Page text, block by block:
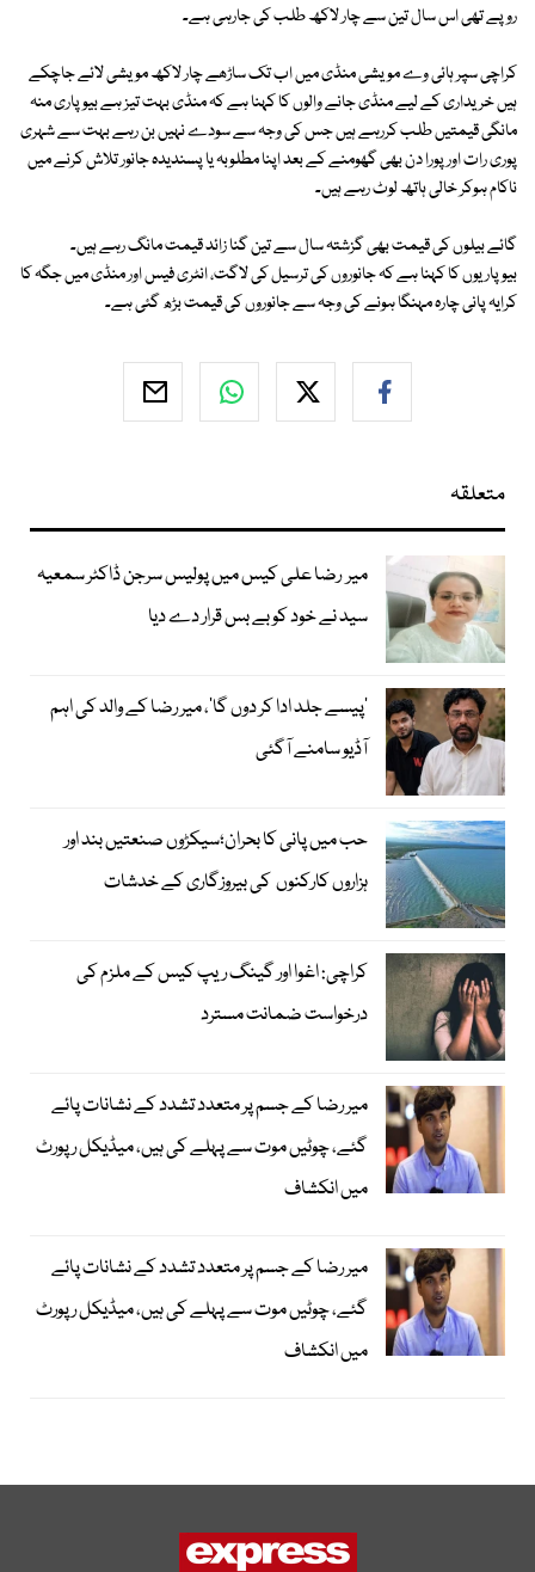
روپے تھی اس سال تین سے چار لاکھ طلب کی جارہی ہے۔
کراچی سپر ہائی وے مویشی منڈی میں اب تک ساڑھے چار لاکھ مویشی لائے جاچکے
ہیں خریداری کے لیے منڈی جانے والوں کا کہنا ہے کہ منڈی بہت تیز ہے بیوپاری منہ
مانگی قیمتیں طلب کررہے ہیں جس کی وجہ سے سودے نہیں بن رہے بہت سے شہری
پوری رات اور پورا دن بھی گھومنے کے بعد اپنا مطلوبہ یا پسندیدہ جانور تلاش کرنے میں
ناکام ہوکر خالی ہاتھ لوٹ رہے ہیں۔
گائے بیلوں کی قیمت بھی گزشتہ سال سے تین گنا زائد قیمت مانگ رہے ہیں۔
بیوپاریوں کا کہنا ہے کہ جانوروں کی ترسیل کی لاگت، انٹری فیس اور منڈی میں جگہ کا
کرایہ پانی چارہ مہنگا ہونے کی وجہ سے جانوروں کی قیمت بڑھ گئی ہے۔
متعلقہ
میر رضا علی کیس میں پولیس سرجن ڈاکٹر سمعیہ
سید نے خود کو بے بس قرار دے دیا
’پیسے جلد ادا کر دوں گا‘، میر رضا کے والد کی اہم
آڈیو سامنے آگئی
حب میں پانی کا بحران؛سیکڑوں صنعتیں بند اور
ہزاروں کارکنوں کی بیروزگاری کے خدشات
کراچی: اغوا اور گینگ ریپ کیس کے ملزم کی
درخواست ضمانت مسترد
میر رضا کے جسم پر متعدد تشدد کے نشانات پائے
گئے، چوٹیں موت سے پہلے کی ہیں، میڈیکل رپورٹ
میں انکشاف
میر رضا کے جسم پر متعدد تشدد کے نشانات پائے
گئے، چوٹیں موت سے پہلے کی ہیں، میڈیکل رپورٹ
میں انکشاف